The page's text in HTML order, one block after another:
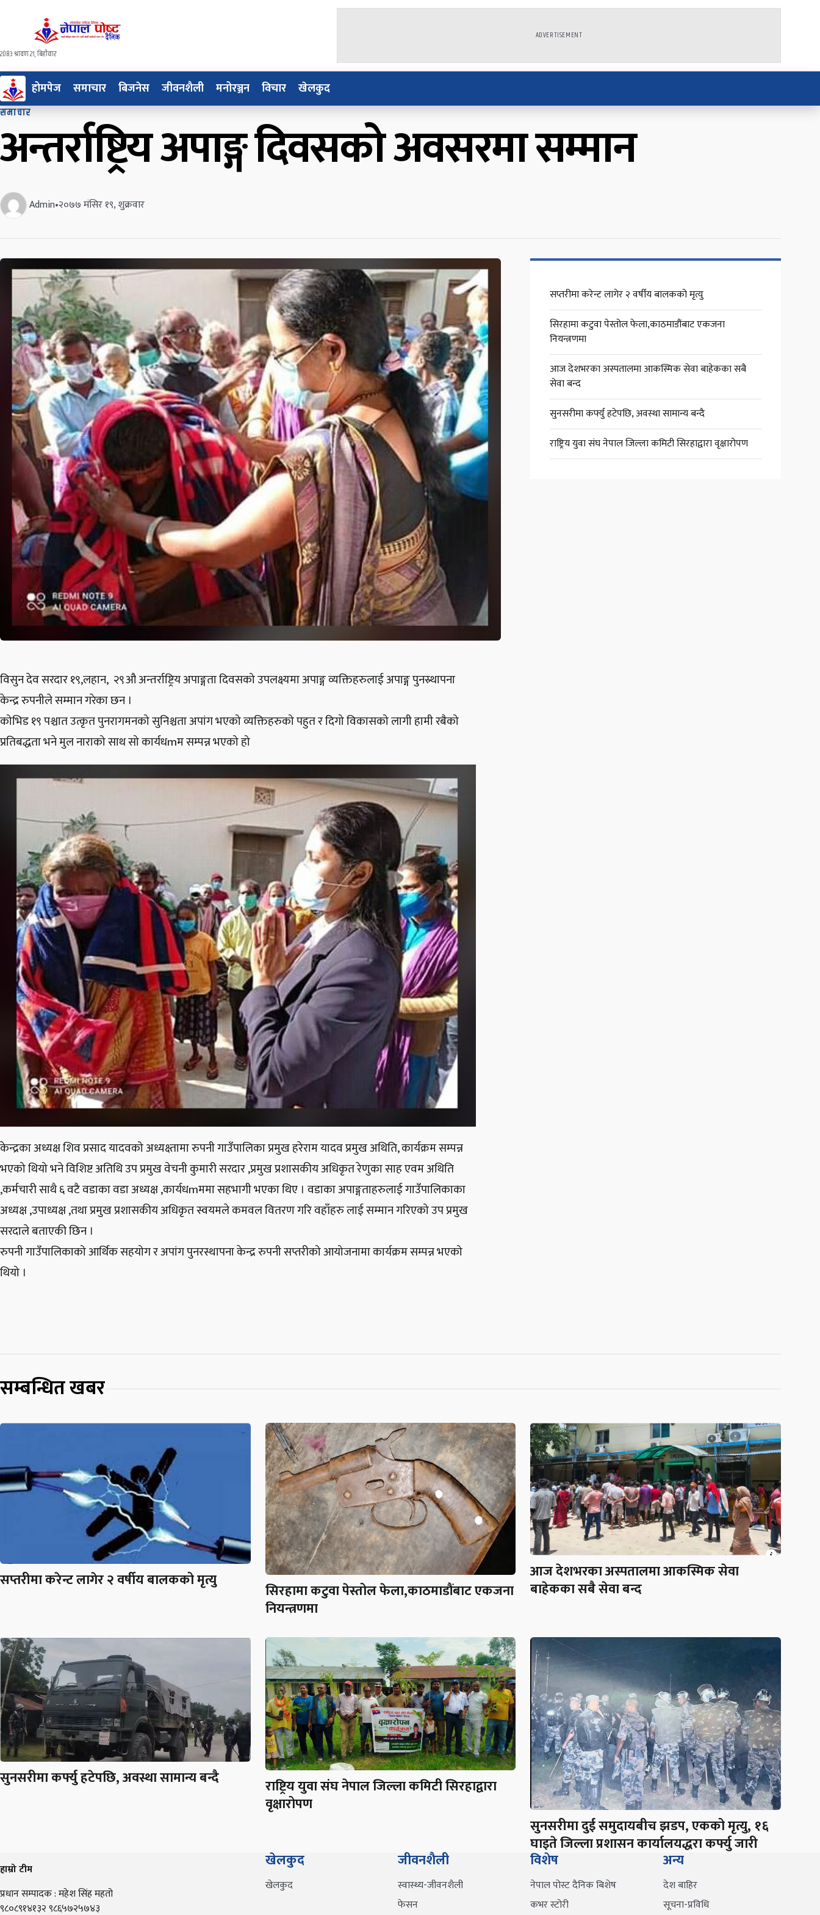
२०८३ श्रावण २१, बिहीवार
ADVERTISEMENT
होमपेज समाचार बिजनेस जीवनशैली मनोरञ्जन विचार खेलकुद
समाचार
अन्तर्राष्ट्रिय अपाङ्ग दिवसको अवसरमा सम्मान
Admin•२०७७ मंसिर १९, शुक्रवार
विसुन देव सरदार १९,लहान, २९औ अन्तर्राष्ट्रिय अपाङ्गता दिवसको उपलक्ष्यमा अपाङ्ग व्यक्तिहरुलाई अपाङ्ग पुनस्र्थापना
केन्द्र रुपनीले सम्मान गरेका छन ।
कोभिड १९ पश्चात उत्कृत पुनरागमनको सुनिश्चता अपांग भएको व्यक्तिहरुको पहुत र दिगो विकासको लागी हामी रबैको
प्रतिबद्धता भने मुल नाराको साथ सो कार्यधmम सम्पन्न भएको हो
केन्द्रका अध्यक्ष शिव प्रसाद यादवको अध्यक्ष्तामा रुपनी गाउँपालिका प्रमुख हरेराम यादव प्रमुख अथिति, कार्यक्रम सम्पन्न
भएको थियो भने विशिष्ट अतिथि उप प्रमुख वेचनी कुमारी सरदार ,प्रमुख प्रशासकीय अधिकृत रेणुका साह एवम अथिति
,कर्मचारी साथै ६ वटै वडाका वडा अध्यक्ष ,कार्यधmममा सहभागी भएका थिए । वडाका अपाङ्गताहरुलाई गाउँपालिकाका
अध्यक्ष ,उपाध्यक्ष ,तथा प्रमुख प्रशासकीय अधिकृत स्वयमले कमवल वितरण गरि वहाँहरु लाई सम्मान गरिएको उप प्रमुख
सरदाले बताएकी छिन ।
रुपनी गाउँपालिकाको आर्थिक सहयोग र अपांग पुनरस्थापना केन्द्र रुपनी सप्तरीको आयोजनामा कार्यक्रम सम्पन्न भएको
थियो ।
सप्तरीमा करेन्ट लागेर २ वर्षीय बालकको मृत्यु
सिरहामा कटुवा पेस्तोल फेला,काठमाडौंबाट एकजना
नियन्त्रणमा
आज देशभरका अस्पतालमा आकस्मिक सेवा बाहेकका सबै
सेवा बन्द
सुनसरीमा कर्फ्यु हटेपछि, अवस्था सामान्य बन्दै
राष्ट्रिय युवा संघ नेपाल जिल्ला कमिटी सिरहाद्वारा वृक्षारोपण
सम्बन्धित खबर
सप्तरीमा करेन्ट लागेर २ वर्षीय बालकको मृत्यु सिरहामा कटुवा पेस्तोल फेला,काठमाडौंबाट एकजना
नियन्त्रणमा
आज देशभरका अस्पतालमा आकस्मिक सेवा
बाहेकका सबै सेवा बन्द
सुनसरीमा कर्फ्यु हटेपछि, अवस्था सामान्य बन्दै राष्ट्रिय युवा संघ नेपाल जिल्ला कमिटी सिरहाद्वारा
वृक्षारोपण
सुनसरीमा दुई समुदायबीच झडप, एकको मृत्यु, १६
घाइते जिल्ला प्रशासन कार्यालयद्धरा कर्फ्यु जारी
हाम्रो टीम
प्रधान सम्पादक : महेश सिंह महतो
९८०८९१४१३२ ९८६५७२५७४३
खेलकुद
खेलकुद
जीवनशैली
स्वास्थ्य-जीवनशैली
फेसन
विशेष
नेपाल पोस्ट दैनिक बिशेष
कभर स्टोरी
अन्य
देश बाहिर
सूचना-प्रविधि